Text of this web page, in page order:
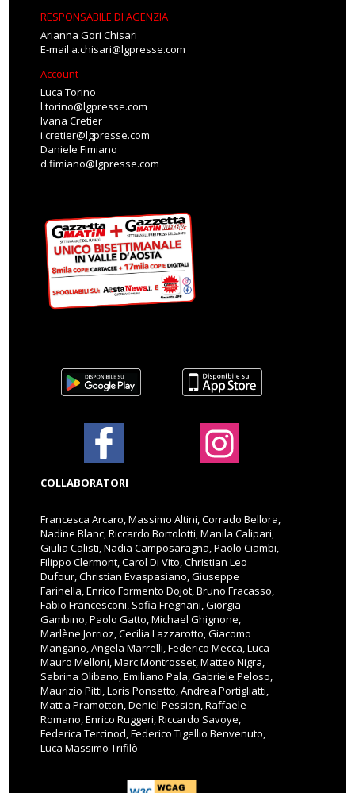
RESPONSABILE DI AGENZIA
Arianna Gori Chisari
E-mail a.chisari@lgpresse.com
Account
Luca Torino
l.torino@lgpresse.com
Ivana Cretier
i.cretier@lgpresse.com
Daniele Fimiano
d.fimiano@lgpresse.com
COLLABORATORI
Francesca Arcaro, Massimo Altini, Corrado Bellora,
Nadine Blanc, Riccardo Bortolotti, Manila Calipari,
Giulia Calisti, Nadia Camposaragna, Paolo Ciambi,
Filippo Clermont, Carol Di Vito, Christian Leo
Dufour, Christian Evaspasiano, Giuseppe
Farinella, Enrico Formento Dojot, Bruno Fracasso,
Fabio Francesconi, Sofia Fregnani, Giorgia
Gambino, Paolo Gatto, Michael Ghignone,
Marlène Jorrioz, Cecilia Lazzarotto, Giacomo
Mangano, Angela Marrelli, Federico Mecca, Luca
Mauro Melloni, Marc Montrosset, Matteo Nigra,
Sabrina Olibano, Emiliano Pala, Gabriele Peloso,
Maurizio Pitti, Loris Ponsetto, Andrea Portigliatti,
Mattia Pramotton, Deniel Pession, Raffaele
Romano, Enrico Ruggeri, Riccardo Savoye,
Federica Tercinod, Federico Tigellio Benvenuto,
Luca Massimo Trifilò